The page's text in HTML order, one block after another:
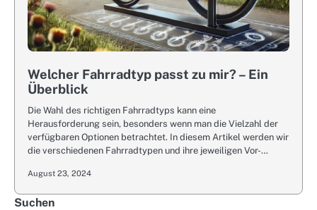
Welcher Fahrradtyp passt zu mir? – Ein
Überblick
Die Wahl des richtigen Fahrradtyps kann eine
Herausforderung sein, besonders wenn man die Vielzahl der
verfügbaren Optionen betrachtet. In diesem Artikel werden wir
die verschiedenen Fahrradtypen und ihre jeweiligen Vor-…
August 23, 2024
Suchen